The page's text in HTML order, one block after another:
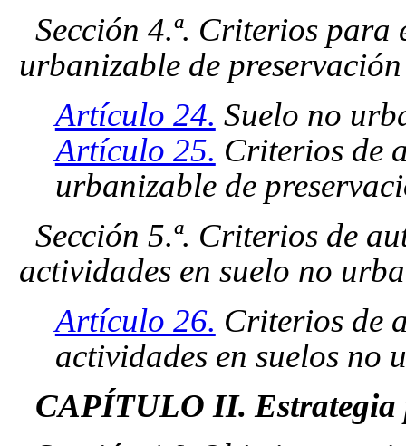
Sección 4.ª. Criterios para
urbanizable de preservación
Artículo 24. Suelo no
Artículo 25. Criterios de
urbanizable de
Sección 5.ª. Criterios de
actividades en suelo no
Artículo 26. Criterios de
actividades en suelos no
CAPÍTULO II. Estrategia